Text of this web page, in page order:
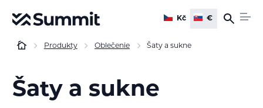
Kč €
Produkty Oblečenie Šaty a sukne
Šaty a sukne